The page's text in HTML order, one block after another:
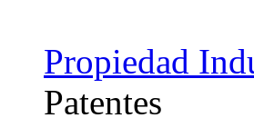
Propiedad
Patentes